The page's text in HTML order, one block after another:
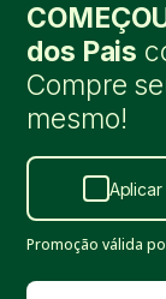
dos Pais
Compre
mesmo!
Aplicar
Promoção válida